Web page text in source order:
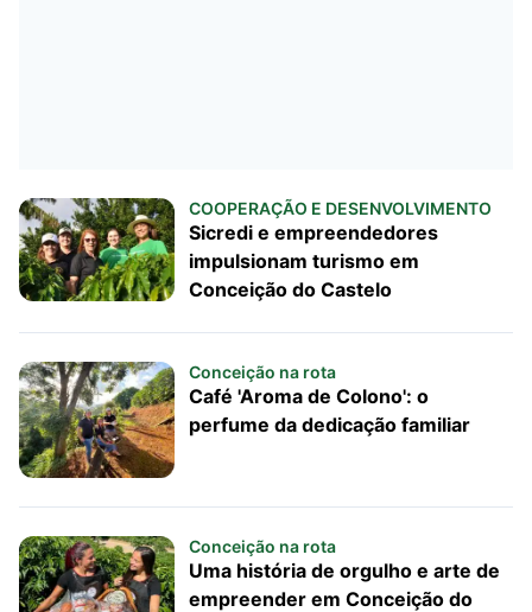
COOPERAÇÃO E DESENVOLVIMENTO
Sicredi e empreendedores
impulsionam turismo em
Conceição do Castelo
Conceição na rota
Café 'Aroma de Colono': o
perfume da dedicação familiar
Conceição na rota
Uma história de orgulho e arte de
empreender em Conceição do